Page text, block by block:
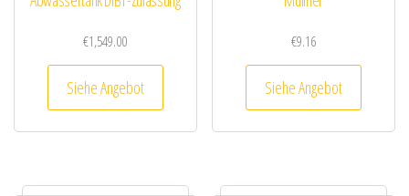
€1,549.00
Siehe Angebot
€9.16
Siehe Angebot